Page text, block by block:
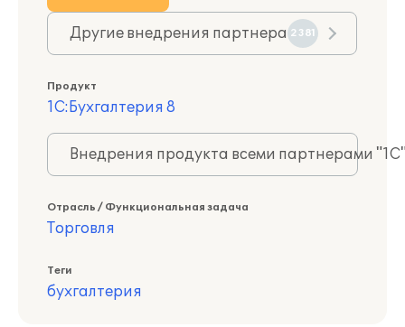
Другие внедрения партнера 2381
Продукт
1С:Бухгалтерия 8
Внедрения продукта всеми партнерами
Отрасль / Функциональная задача
Торговля
Теги
бухгалтерия